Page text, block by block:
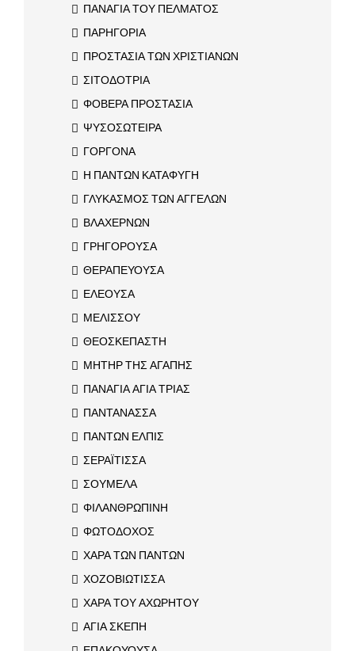
ΠΑΝΑΓΙΑ ΤΟΥ ΠΕΛΜΑΤΟΣ
ΠΑΡΗΓΟΡΙΑ
ΠΡΟΣΤΑΣΙΑ ΤΩΝ ΧΡΙΣΤΙΑΝΩΝ
ΣΙΤΟΔΟΤΡΙΑ
ΦΟΒΕΡΑ ΠΡΟΣΤΑΣΙΑ
ΨΥΣΟΣΩΤΕΙΡΑ
ΓΟΡΓΟΝΑ
Η ΠΑΝΤΩΝ ΚΑΤΑΦΥΓΗ
ΓΛΥΚΑΣΜΟΣ ΤΩΝ ΑΓΓΕΛΩΝ
ΒΛΑΧΕΡΝΩΝ
ΓΡΗΓΟΡΟΥΣΑ
ΘΕΡΑΠΕΥΟΥΣΑ
ΕΛΕΟΥΣΑ
ΜΕΛΙΣΣΟΥ
ΘΕΟΣΚΕΠΑΣΤΗ
ΜΗΤΗΡ ΤΗΣ ΑΓΑΠΗΣ
ΠΑΝΑΓΙΑ ΑΓΙΑ ΤΡΙΑΣ
ΠΑΝΤΑΝΑΣΣΑ
ΠΑΝΤΩΝ ΕΛΠΙΣ
ΣΕΡΑΪΤΙΣΣΑ
ΣΟΥΜΕΛΑ
ΦΙΛΑΝΘΡΩΠΙΝΗ
ΦΩΤΟΔΟΧΟΣ
ΧΑΡΑ ΤΩΝ ΠΑΝΤΩΝ
ΧΟΖΟΒΙΩΤΙΣΣΑ
ΧΑΡΑ ΤΟΥ ΑΧΩΡΗΤΟΥ
ΑΓΙΑ ΣΚΕΠΗ